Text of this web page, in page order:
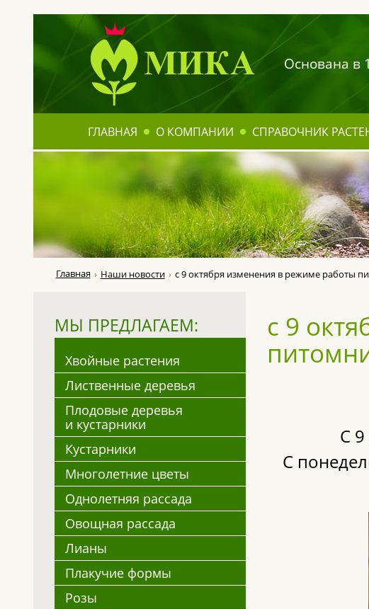
Основана в
ГЛАВНАЯ О КОМПАНИИ СПРАВОЧНИК
Главная Наши новости с 9 октября изменения в режиме работы
МЫ ПРЕДЛАГАЕМ:
Хвойные растения
Лиственные деревья
Плодовые деревья
и кустарники
Кустарники
Многолетние цветы
Однолетняя рассада
Овощная рассада
Лианы
Плакучие формы
Розы
с 9
С
С